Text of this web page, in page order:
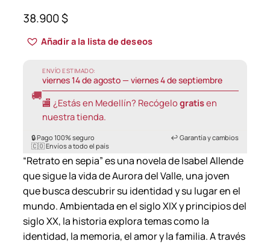
38.900$
Añadir a la lista de deseos
🚚
ENVÍO ESTIMADO:
viernes 14 de agosto — viernes 4 de septiembre
🏬 ¿Estás en Medellín? Recógelo gratisen
nuestra tienda.
🔒 Pago 100% seguro
↩️ Garantía y cambios
🇨🇴 Envíos a todo el país
“Retrato en sepia” es una novela de Isabel Allende
que sigue la vida de Aurora del Valle, una joven
que busca descubrir su identidad y su lugar en el
mundo. Ambientada en el siglo XIX y principios del
siglo XX, la historia explora temas como la
identidad, la memoria, el amor y la familia. A través